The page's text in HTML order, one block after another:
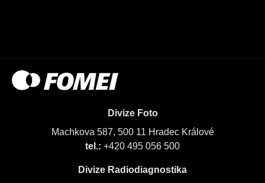
Divize Foto
Machkova 587, 500 11 Hradec Králové
tel.: +420 495 056 500
Divize Radiodiagnostika